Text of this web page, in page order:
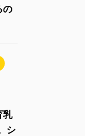
の
乳
シ